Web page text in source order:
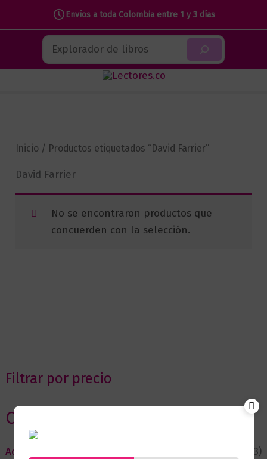
Envíos a toda Colombia entre 1 y 3 días
contenido
Buscar
Filtrar por precio
Categorias
Actualidad
(53)
Inicio / Productos etiquetados “David Farrier”
David Farrier
No se encontraron productos que
concuerden con la selección.